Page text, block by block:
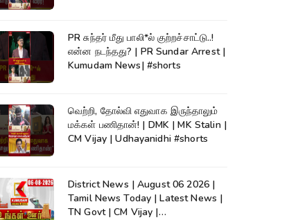
PR சுந்தர் மீது பாலி*ல் குற்றச்சாட்டு..!
என்ன நடந்தது? | PR Sundar Arrest |
Kumudam News| #shorts
வெற்றி, தோல்வி எதுவாக இருந்தாலும்
மக்கள் பணிதான்! | DMK | MK Stalin |
CM Vijay | Udhayanidhi #shorts
District News | August 06 2026 |
Tamil News Today | Latest News |
TN Govt | CM Vijay |